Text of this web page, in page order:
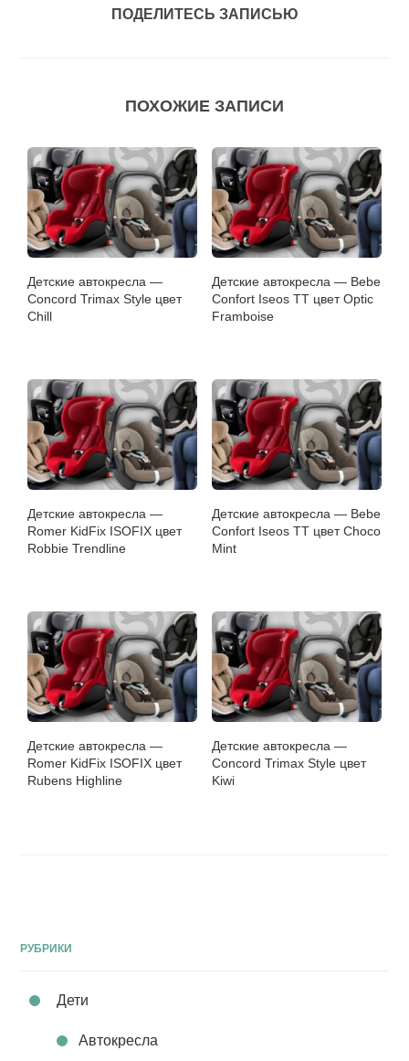
ПОДЕЛИТЕСЬ ЗАПИСЬЮ
ПОХОЖИЕ ЗАПИСИ
Детские автокресла —
Concord Trimax Style цвет
Chill
Детские автокресла — Bebe
Confort Iseos TT цвет Optic
Framboise
Детские автокресла —
Romer KidFix ISOFIX цвет
Robbie Trendline
Детские автокресла — Bebe
Confort Iseos TT цвет Choco
Mint
Детские автокресла —
Romer KidFix ISOFIX цвет
Rubens Highline
Детские автокресла —
Concord Trimax Style цвет
Kiwi
РУБРИКИ
Дети
Автокресла